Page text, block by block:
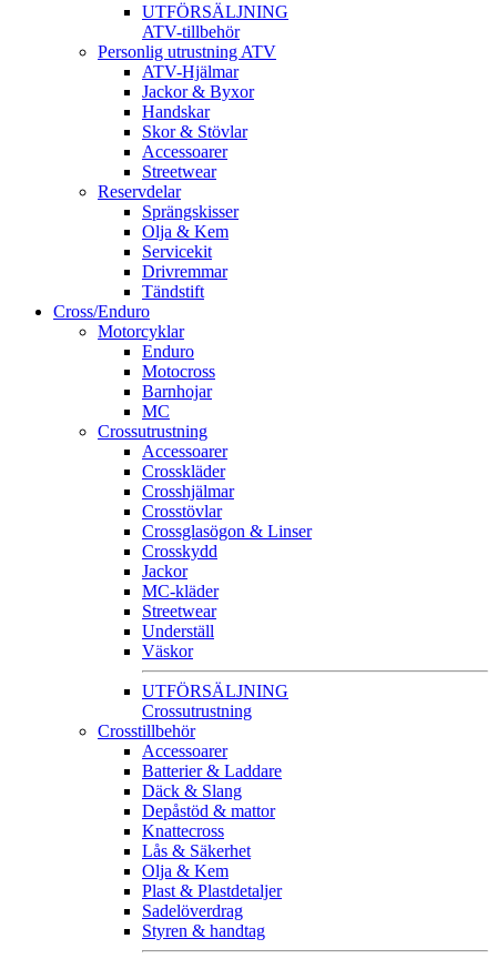
UTFÖRSÄLJNING
ATV-tillbehör
Personlig utrustning ATV
ATV-Hjälmar
Jackor & Byxor
Handskar
Skor & Stövlar
Accessoarer
Streetwear
Reservdelar
Sprängskisser
Olja & Kem
Servicekit
Drivremmar
Tändstift
Cross/Enduro
Motorcyklar
Enduro
Motocross
Barnhojar
MC
Crossutrustning
Accessoarer
Crosskläder
Crosshjälmar
Crosstövlar
Crossglasögon & Linser
Crosskydd
Jackor
MC-kläder
Streetwear
Underställ
Väskor
UTFÖRSÄLJNING
Crossutrustning
Crosstillbehör
Accessoarer
Batterier & Laddare
Däck & Slang
Depåstöd & mattor
Knattecross
Lås & Säkerhet
Olja & Kem
Plast & Plastdetaljer
Sadelöverdrag
Styren & handtag